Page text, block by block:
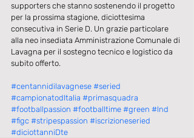
supporters che stanno sostenendo il progetto
per la prossima stagione, diciottesima
consecutiva in Serie D. Un grazie particolare
alla neo insediata Amministrazione Comunale di
Lavagna per il sostegno tecnico e logistico da
subito offerto.
#centannidilavagnese #seried
#campionatodItalia #primasquadra
#footballpassion #footballtime #green #lnd
#figc #stripespassion #iscrizioneseried
#diciottanniDte